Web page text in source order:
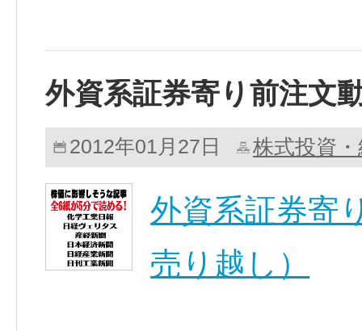
外資系証券寄り前注文
2012年01月27日 株式投資
外資系証券寄
売り越し）